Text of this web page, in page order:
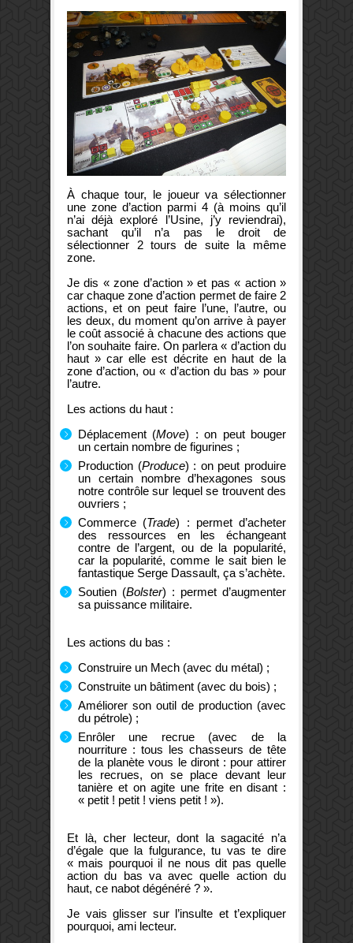
À chaque tour, le joueur va sélectionner
une zone d’action parmi 4 (à moins qu’il
n’ai déjà exploré l’Usine, j’y reviendrai),
sachant qu’il n’a pas le droit de
sélectionner 2 tours de suite la même
zone.
Je dis « zone d’action » et pas « action »
car chaque zone d’action permet de faire 2
actions, et on peut faire l’une, l’autre, ou
les deux, du moment qu’on arrive à payer
le coût associé à chacune des actions que
l’on souhaite faire. On parlera « d’action du
haut » car elle est décrite en haut de la
zone d’action, ou « d’action du bas » pour
l’autre.
Les actions du haut :
Déplacement (Move) : on peut bouger
un certain nombre de figurines ;
Production (Produce) : on peut produire
un certain nombre d’hexagones sous
notre contrôle sur lequel se trouvent des
ouvriers ;
Commerce (Trade) : permet d’acheter
des ressources en les échangeant
contre de l’argent, ou de la popularité,
car la popularité, comme le sait bien le
fantastique Serge Dassault, ça s’achète.
Soutien (Bolster) : permet d’augmenter
sa puissance militaire.
Les actions du bas :
Construire un Mech (avec du métal) ;
Construite un bâtiment (avec du bois) ;
Améliorer son outil de production (avec
du pétrole) ;
Enrôler une recrue (avec de la
nourriture : tous les chasseurs de tête
de la planète vous le diront : pour attirer
les recrues, on se place devant leur
tanière et on agite une frite en disant :
« petit ! petit ! viens petit ! »).
Et là, cher lecteur, dont la sagacité n’a
d’égale que la fulgurance, tu vas te dire
« mais pourquoi il ne nous dit pas quelle
action du bas va avec quelle action du
haut, ce nabot dégénéré ? ».
Je vais glisser sur l’insulte et t’expliquer
pourquoi, ami lecteur.